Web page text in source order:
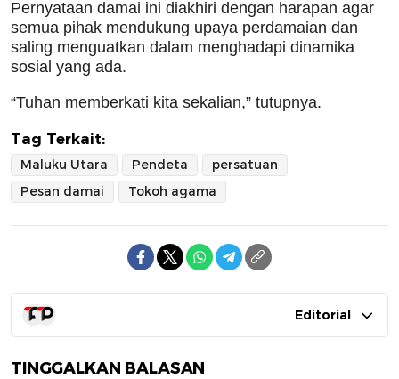
Pernyataan damai ini diakhiri dengan harapan agar
semua pihak mendukung upaya perdamaian dan
saling menguatkan dalam menghadapi dinamika
sosial yang ada.
“Tuhan memberkati kita sekalian,” tutupnya.
Tag Terkait:
Maluku Utara Pendeta
persatuan
Pesan damai
Tokoh agama
Editorial
TINGGALKAN BALASAN